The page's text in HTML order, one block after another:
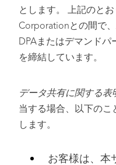
とします。 上記のと
Corporationとの間で
DPAまたはデマンドパ
を締結しています。
データ共有に関する表
当する場合、以下のこ
します。
お客様は、本